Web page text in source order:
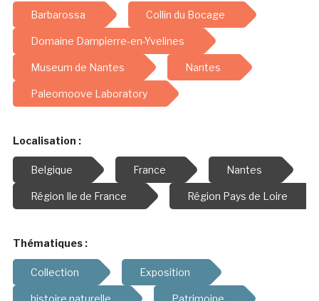
Barbarossa Collin du Bocage
Domaine Dampierre-en-Yvelines
Museum de Nantes Nantes
Paleomoove Laboratory
Localisation :
Belgique France Nantes
Région Ile de France Région Pays de Loire
Thématiques :
Collection Exposition
histoire naturelle Patrimoine